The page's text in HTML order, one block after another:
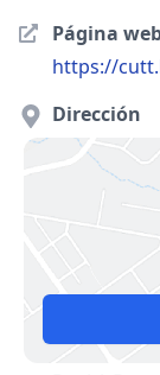
Página
https://
Dirección